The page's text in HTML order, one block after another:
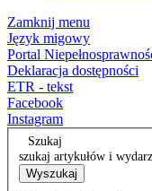
Zamknij menu
Język migowy
Portal
Deklaracja dostępności
ETR - tekst
Facebook
Instagram
Szukaj
szukaj artykułów i
Wyszukaj